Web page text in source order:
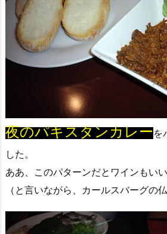
夜のパキスタンカレーを
した。
ああ、このパターンだとワインもいい
（と言いながら、カールスバーグの仏